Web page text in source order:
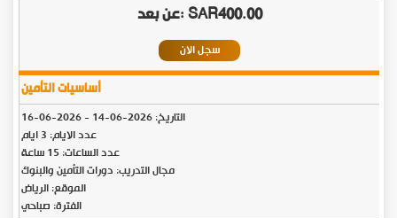
SAR400.00
سجل الان
أساسيات التأمين
التاريخ:2026-06-14
-
2026-06-16
عدد الايام: 3 ايام
عدد الساعات: 15 ساعة
مجال التدريب: دورات التأمين والبنوك
الموقع: الرياض
الفترة: صباحي